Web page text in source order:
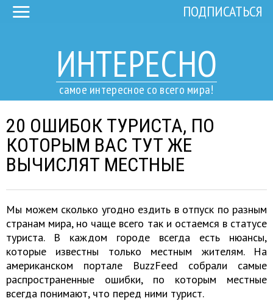
ИНТЕРЕСНО
самое интересное со всего мира!
ПОДПИСАТЬСЯ
20 ОШИБОК ТУРИСТА, ПО
КОТОРЫМ ВАС ТУТ ЖЕ
ВЫЧИСЛЯТ МЕСТНЫЕ
Мы можем сколько угодно ездить в отпуск по разным
странам мира, но чаще всего так и остаемся в статусе
туриста. В каждом городе всегда есть нюансы,
которые известны только местным жителям. На
американском портале BuzzFeed собрали самые
распространенные ошибки, по которым местные
всегда понимают, что перед ними турист.